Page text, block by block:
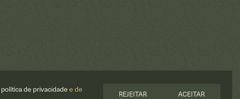
política de privacidade e de
REJEITAR ACEITAR